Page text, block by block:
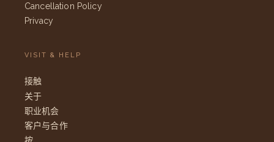
Cancellation Policy
Privacy
VISIT & HELP
接触
关于
职业机会
客户与合作